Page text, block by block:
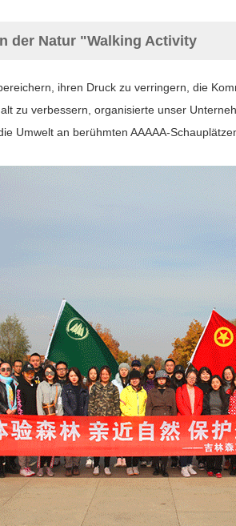
der Natur "Walking Activity
ihren Druck zu verringern, die
zu verbessern, organisierte unser
Umwelt an berühmten AAAAA-